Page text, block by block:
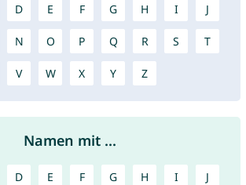
D E F G H I J
N O P Q R S T
V W X Y Z
Namen mit ...
D E F G H I J